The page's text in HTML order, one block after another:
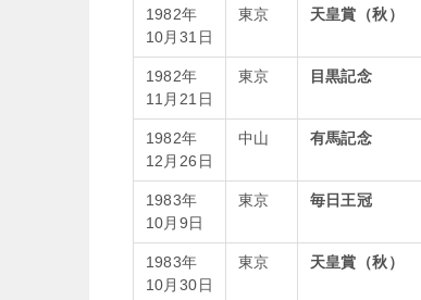
1982年
10月31日
東京 天皇賞（秋）
1982年
11月21日
東京 目黒記念
1982年
12月26日
中山 有馬記念
1983年
10月9日
東京 毎日王冠
1983年
10月30日
東京 天皇賞（秋）